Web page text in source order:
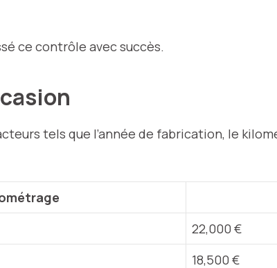
ce contrôle avec succès.
tels que l’année de fabrication, le
22,000 €
18,500 €